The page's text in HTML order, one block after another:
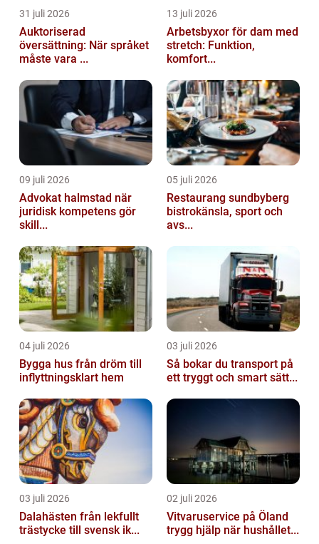
31 juli 2026
Auktoriserad
översättning: När språket
måste vara ...
13 juli 2026
Arbetsbyxor för dam med
stretch: Funktion,
komfort...
09 juli 2026
Advokat halmstad när
juridisk kompetens gör
skill...
05 juli 2026
Restaurang sundbyberg
bistrokänsla, sport och
avs...
04 juli 2026
Bygga hus från dröm till
inflyttningsklart hem
03 juli 2026
Så bokar du transport på
ett tryggt och smart sätt...
03 juli 2026
Dalahästen från lekfullt
trästycke till svensk ik...
02 juli 2026
Vitvaruservice på Öland
trygg hjälp när hushållet...